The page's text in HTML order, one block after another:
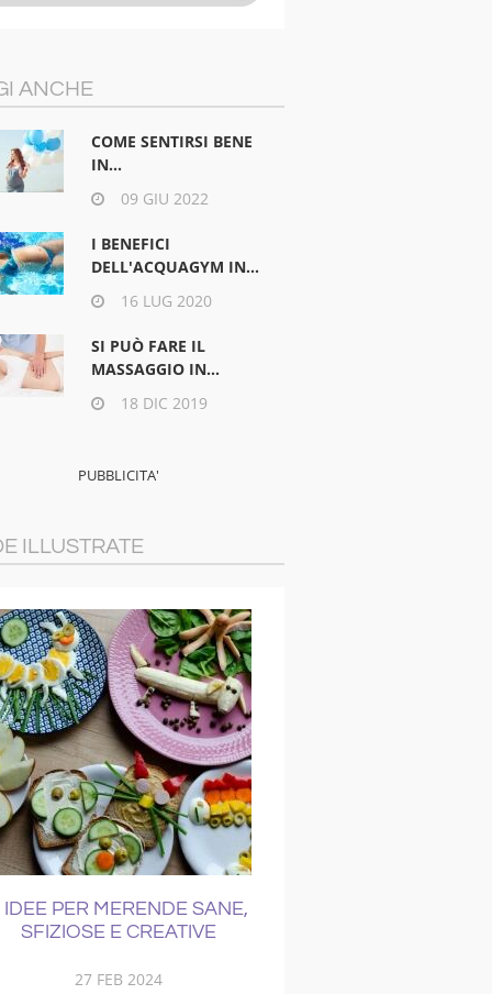
ANCHE
COME SENTIRSI BENE
IN...
09 GIU 2022
I BENEFICI
DELL'ACQUAGYM IN...
16 LUG 2020
SI PUÒ FARE IL
MASSAGGIO IN...
18 DIC 2019
ILLUSTRATE
IDEE PER MERENDE SANE,
SFIZIOSE E CREATIVE
27 FEB 2024